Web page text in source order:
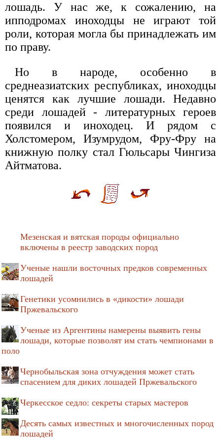
лошадь. У нас же, к сожалению, на
ипподромах иноходцы не играют той
роли, которая могла бы принадлежать им
по праву.
Но в народе, особенно в
среднеазиатских республиках, иноходцы
ценятся как лучшие лошади. Недавно
среди лошадей - литературных героев
появился и иноходец. И рядом с
Холстомером, Изумрудом, Фру-Фру на
книжную полку стал Гюльсары Чингиза
Айтматова.
Мезенская и вятская породы официально
включены в реестр заводских пород
Ученые нашли восточных предков современных
лошадей
Генетики усомнились в «дикости» лошади
Пржевальского
Ученые из Аргентины намерены выявить гены
лошади, которые позволят им стать чемпионами в
поло
Чернобыльская зона отчуждения может стать
спасением для диких лошадей Пржевальского
Черкесское седло: секреты старых мастеров
Десять самых известных и многочисленных пород
лошадей